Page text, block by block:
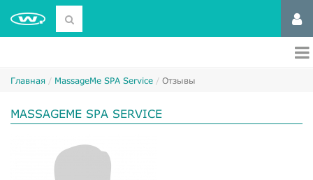
Главная MassageMe SPA Service Отзывы
MASSAGEME SPA SERVICE